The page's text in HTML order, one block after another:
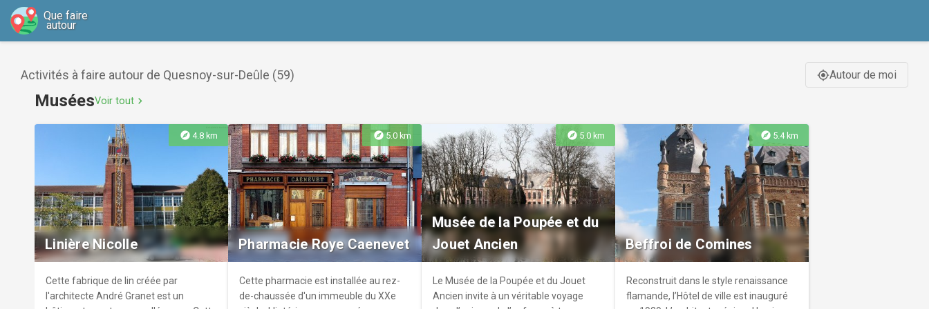
Que faire
autour
Activités à faire autour de Quesnoy-sur-Deûle (59) gps_fixedAutour de moi
MuséesVoir tout chevron_right
explore 4.8 km
Linière Nicolle
Cette fabrique de lin créée par
l'architecte André Granet est un
explore5.0 km
Pharmacie Roye Caenevet
Cette pharmacie est installée au rez-
de-chaussée d'un immeuble du XXe
explore 5.0 km
Musée de la Poupée et du
Jouet Ancien
Le Musée de la Poupée et du Jouet
Ancien invite à un véritable voyage
explore 5.4 km
Beffroi de Comines
Reconstruit dans le style renaissance
flamande, l’Hôtel de ville est inauguré